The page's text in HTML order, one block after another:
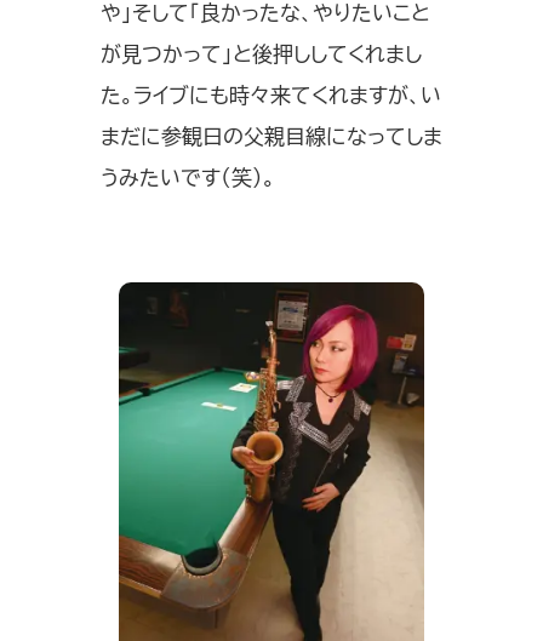
や」そして「良かったな、やりたいこと
が見つかって」と後押ししてくれまし
た。ライブにも時々来てくれますが、い
まだに参観日の父親目線になってしま
うみたいです（笑）。